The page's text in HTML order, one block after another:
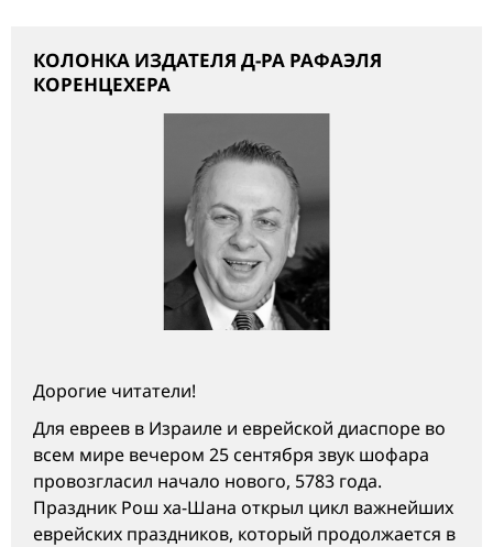
КОЛОНКА ИЗДАТЕЛЯ Д-РА РАФАЭЛЯ
КОРЕНЦЕХЕРА
Дорогие читатели!
Для евреев в Израилe и еврейской диаспоре во
всем мире вечером 25 сентября звук шофара
провозгласил начало нового, 5783 года.
Праздник Рош ха-Шана открыл цикл важнейших
еврейских праздников, который продолжается в